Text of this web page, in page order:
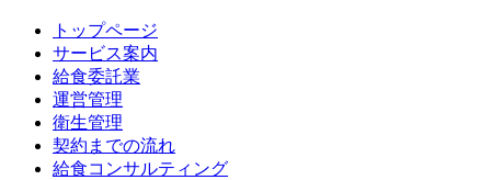
トップページ
サービス案内
給食委託業
運営管理
衛生管理
契約までの流れ
給食コンサルティング